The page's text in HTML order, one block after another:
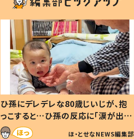
ひ孫にデレデレな80歳じいじが、抱
っこすると…ひ孫の反応に「涙が出ま
した」「可愛くて仕方ない」
ほ・とせなNEWS編集部